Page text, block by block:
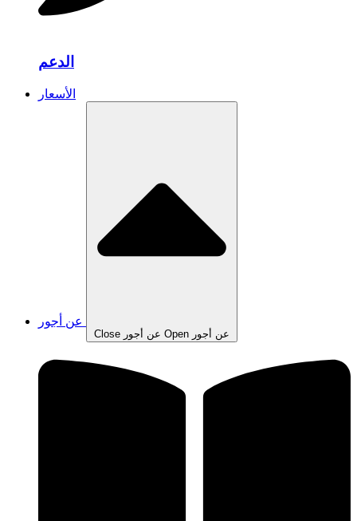
الدعم
الأسعار
Close عن أجور Open عن أجور